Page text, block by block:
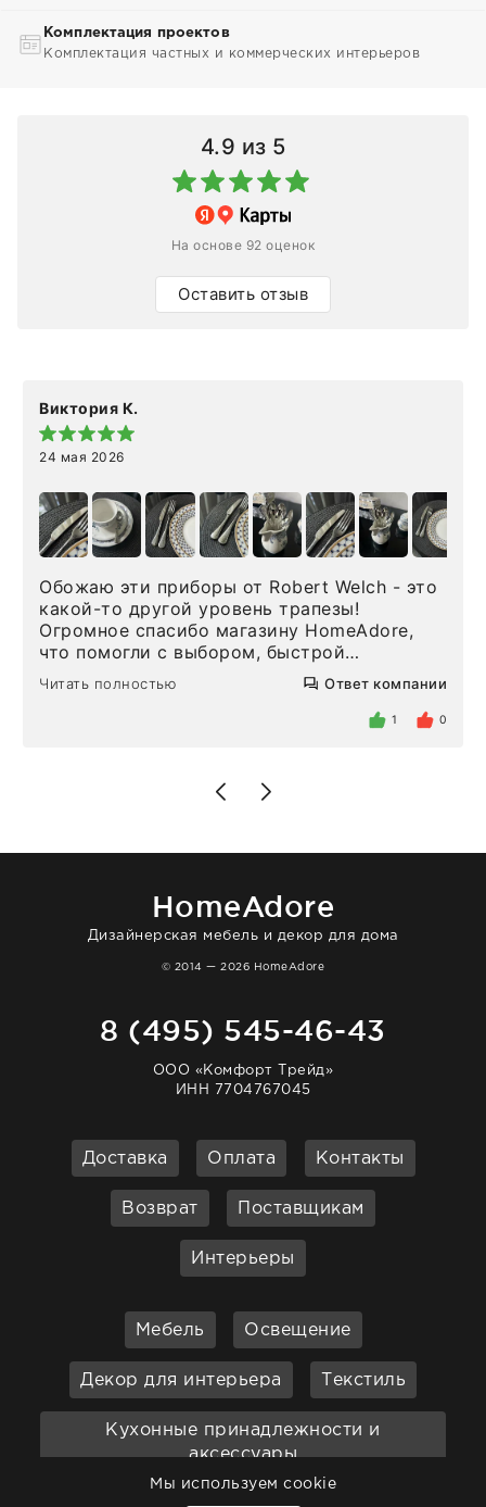
Комплектация проектов
Комплектация частных и коммерческих интерьеров
4.9 из 5
На основе 92 оценок
Оставить отзыв
Виктория К.
24 мая 2026
Обожаю эти приборы от Robert Welch - это
какой-то другой уровень трапезы!
Огромное спасибо магазину HomeAdore,
что помогли с выбором, быстрой
доставкой и высоким сервисом. Один раз
была здесь лично, забирала чайные ложки,
внутри очень много антикварной посуды,
Позже заказывала остальные приборы -
доставили сдэком на следующий день к
отвечает очень быстро. Взаимодействием
Читать полностью Ответ компании
1 0
HomeAdore
Дизайнерская мебель и декор для дома
© 2014 — 2026 HomeAdore
8 (495) 545-46-43
ООО «Комфорт Трейд»
ИНН 7704767045
Доставка Оплата Контакты
Возврат Поставщикам
Интерьеры
Мебель Освещение
Декор для интерьера Текстиль
Кухонные принадлежности и
аксессуары
Мы используем cookie